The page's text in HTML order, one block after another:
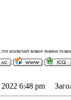
что исключает всякое ложное
6:48 pm